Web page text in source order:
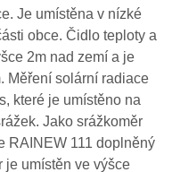
Je umístěna v nízké
obce. Čidlo teploty a
2m nad zemí a je
Měření solární radiace
které je umístěno na
Jako srážkoměr
RAINEW 111 doplněný
je umístěn ve výšce